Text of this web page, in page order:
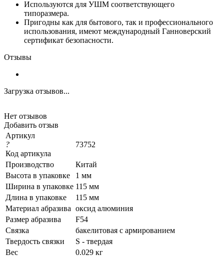
Используются для УШМ соответствующего
типоразмера.
Пригодны как для бытового, так и профессионального
использования, имеют международный Ганноверский
сертификат безопасности.
Отзывы
Загрузка отзывов...
Нет отзывов
Добавить отзыв
Артикул
?
Код артикула
73752
Производство
Китай
Высота в упаковке
1 мм
Ширина в упаковке 115 мм
Длина в упаковке
115 мм
Материал абразива оксид алюминия
Размер абразива
F54
Связка
бакелитовая с армированием
Твердость связки
S - твердая
Вес
0.029 кг